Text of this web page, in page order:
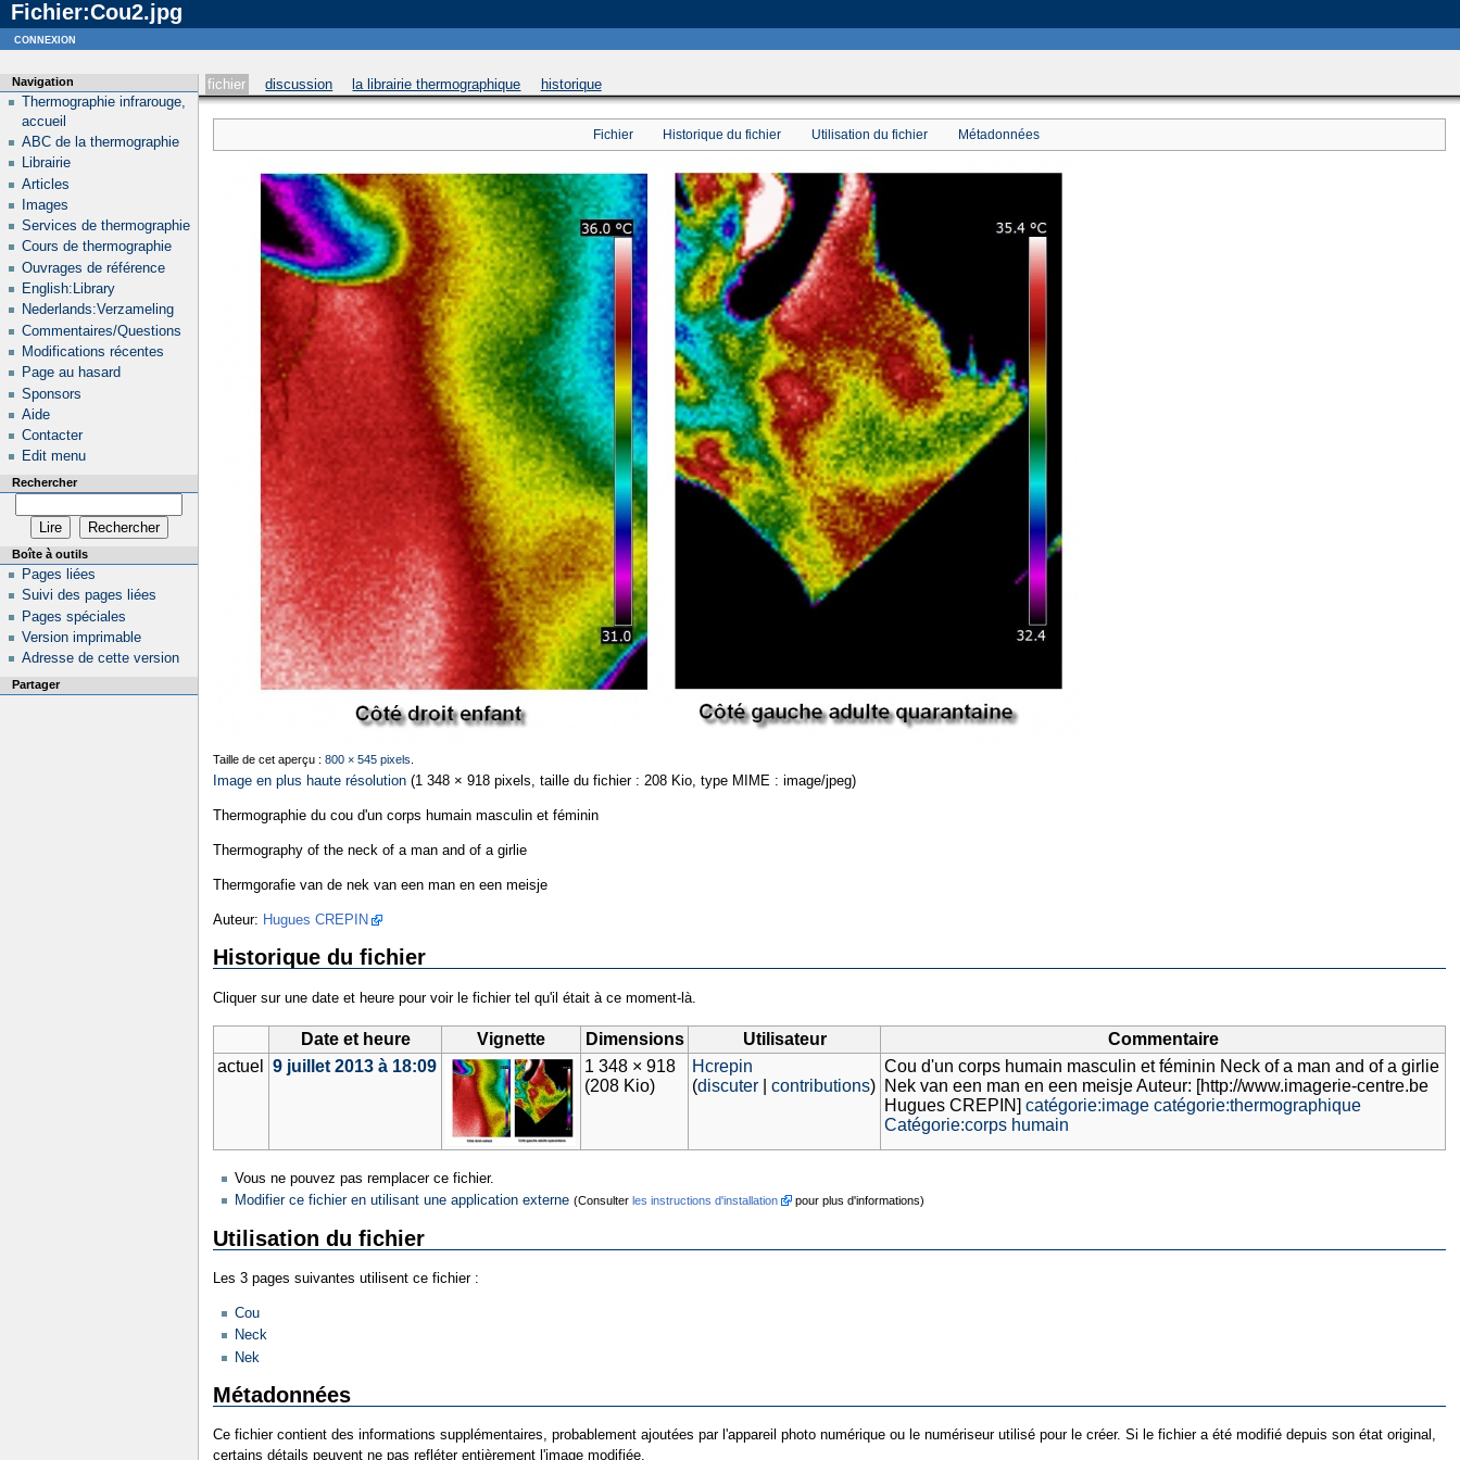
Notice: curl_setopt_array(): CURLOPT_SSL_VERIFYHOST no longer accepts the value 1, value 2 will be used instead in
Fichier:Cou2.jpg
fichier discussion la librairie thermographique historique
Fichier Historique du fichier Utilisation du fichier Métadonnées
Taille de cet aperçu : 800 × 545 pixels
Image en plus haute résolution (1 348 × 918 pixels, taille du fichier : 208 Kio, type MIME : image/jpeg)
Thermographie du cou d'un corps humain masculin et féminin
Thermography of the neck of a man and of a girlie
Thermgorafie van de nek van een man en een meisje
Auteur: Hugues CREPIN
Historique du fichier
Cliquer sur une date et heure pour voir le fichier tel qu'il était à ce moment-là.
Date et heure Vignette Dimensions Utilisateur
Commentaire
actuel
9 juillet 2013 à 18:09
1 348 × 918
(208 Kio)
Hcrepin
(discuter |contributions)
Cou d'un corps humain masculin et féminin Neck of a man and of a girlie
Nek van een man en een meisje Auteur: [http://www.imagerie-centre.be
Hugues CREPIN]catégorie:image catégorie:thermographique
Catégorie:corps humain
Vous ne pouvez pas remplacer ce fichier.
Modifier ce fichier en utilisant une application externe (Consulter les instructions d'installation pour plus d'informations)
Utilisation du fichier
Les 3 pages suivantes utilisent ce fichier :
Cou
Neck
Nek
Métadonnées
Ce fichier contient des informations supplémentaires, probablement ajoutées par l'appareil photo numérique ou le numériseur utilisé pour le créer. Si le fichier a été modifié depuis son état original,
certains détails peuvent ne pas refléter entièrement l'image modifiée.
Navigation
Thermographie infrarouge,
accueil
ABC de la thermographie
Librairie
Articles
Images
Services de thermographie
Cours de thermographie
Ouvrages de référence
English:Library
Nederlands:Verzameling
Commentaires/Questions
Modifications récentes
Page au hasard
Sponsors
Aide
Contacter
Edit menu
Rechercher
Boîte à outils
Pages liées
Suivi des pages liées
Pages spéciales
Version imprimable
Adresse de cette version
Partager
connexion